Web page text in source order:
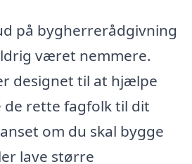
på bygherrerådgivning
været nemmere.
designet til at hjælpe
de rette fagfolk til dit
om du skal bygge
lave større